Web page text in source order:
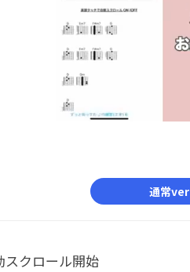
通常ver
スクロール開始